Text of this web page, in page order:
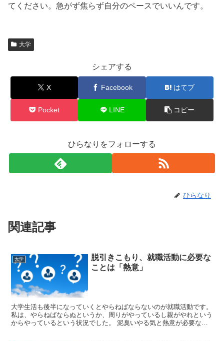
てください。急がず焦らず自分のペースでいいんです。
大学
シェアする
X Facebook はてブ
Pocket LINE コピー
ひらなりをフォローする
ひらなり
関連記事
大学
脱引きこもり、就職活動に必要な
ことは「熱意」
大学生活も後半になっていくとやらねばならないのが就職活動です。
私は、やらねばならぬというか、周りがやっているし親がやれという
からやっているという状況でした。 泥臭いやる気と熱意が必要な時